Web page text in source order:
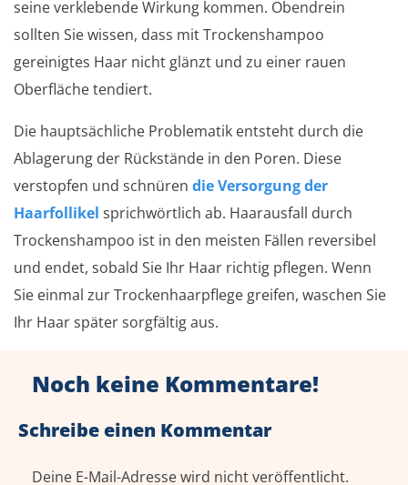
seine verklebende Wirkung kommen. Obendrein
sollten Sie wissen, dass mit Trockenshampoo
gereinigtes Haar nicht glänzt und zu einer rauen
Oberfläche tendiert.
Die hauptsächliche Problematik entsteht durch die
Ablagerung der Rückstände in den Poren. Diese
verstopfen und schnüren die Versorgung der
Haarfollikel sprichwörtlich ab. Haarausfall durch
Trockenshampoo ist in den meisten Fällen reversibel
und endet, sobald Sie Ihr Haar richtig pflegen. Wenn
Sie einmal zur Trockenhaarpflege greifen, waschen Sie
Ihr Haar später sorgfältig aus.
Noch keine Kommentare!
Schreibe einen Kommentar
Deine E-Mail-Adresse wird nicht veröffentlicht.